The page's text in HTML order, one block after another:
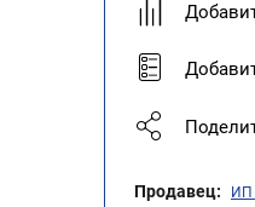
Продавец: ИП